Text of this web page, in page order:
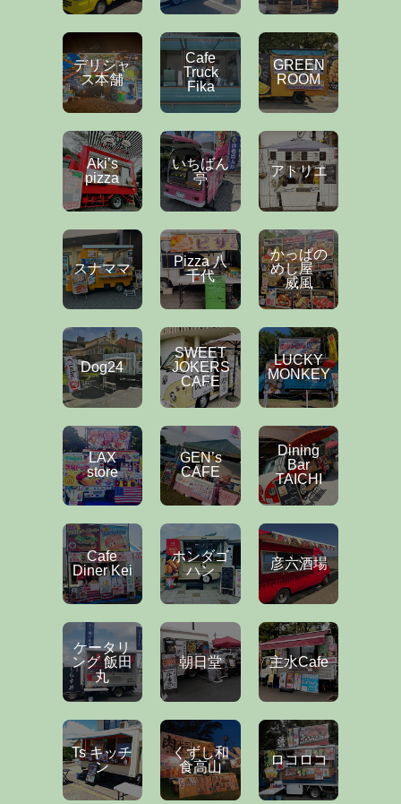
デリシャ
ス本舗
Cafe
Truck
Fika
GREEN
ROOM
Aki’s
pizza
いちばん
亭
アトリエ
スナママ
Pizza 八
千代
かっぱの
めし屋
威風
Dog24
SWEET
JOKERS
CAFE
LUCKY
MONKEY
LAX
store
GEN’s
CAFE
Dining
Bar
TAICHI
Cafe
Diner Kei
ホンダゴ
ハン
彦六酒場
ケータリ
ング 飯田
丸
朝日堂 主水Cafe
Ts キッチ
ン
くずし和
食高山
ロコロコ